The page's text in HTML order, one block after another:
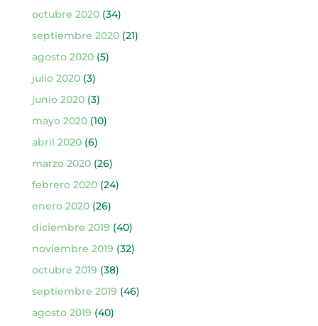
octubre 2020(34)
septiembre 2020(21)
agosto 2020(5)
julio 2020(3)
junio 2020(3)
mayo 2020(10)
abril 2020(6)
marzo 2020(26)
febrero 2020(24)
enero 2020(26)
diciembre 2019 (40)
noviembre 2019 (32)
octubre 2019 (38)
septiembre 2019 (46)
agosto 2019 (40)